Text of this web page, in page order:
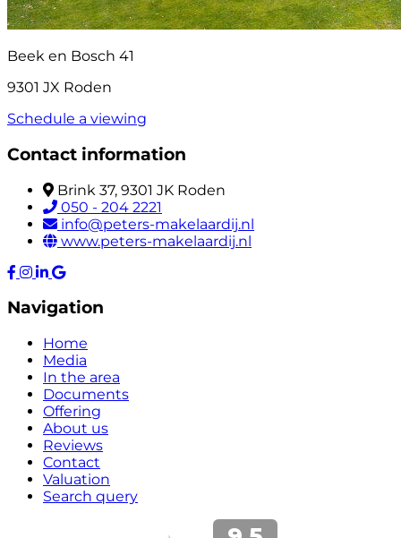
Beek en Bosch 41
9301 JX Roden
Schedule a viewing
Contact information
Brink 37, 9301 JK Roden
050 - 204 2221
info@peters-makelaardij.nl
www.peters-makelaardij.nl
Navigation
Home
Media
In the area
Documents
Offering
About us
Reviews
Contact
Valuation
Search query